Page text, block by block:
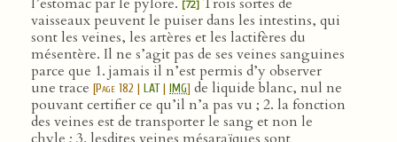
[72]
vaisseaux peuvent le puiser dans les intestins, qui
sont les veines, les artères et les lactifères du
mésentère. Il ne s’agit pas de ses veines sanguines
parce que 1. jamais il n’est permis d’y observer
une trace [Page 182 | LAT| IMG] de liquide blanc, nul ne
pouvant certifier ce qu’il n’a pas vu ; 2. la fonction
des veines est de transporter le sang et non le